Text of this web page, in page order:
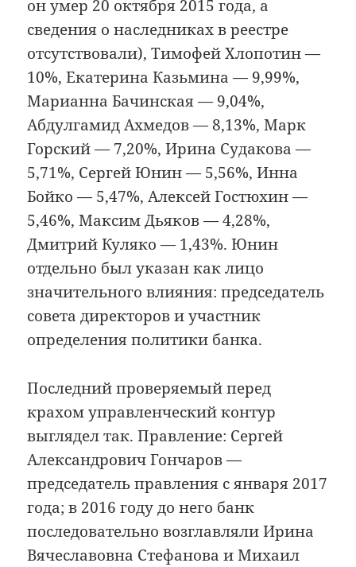
он умер 20 октября 2015 года, а
сведения о наследниках в реестре
отсутствовали), Тимофей Хлопотин —
10%, Екатерина Казьмина — 9,99%,
Марианна Бачинская — 9,04%,
Абдулгамид Ахмедов — 8,13%, Марк
Горский — 7,20%, Ирина Судакова —
5,71%, Сергей Юнин — 5,56%, Инна
Бойко — 5,47%, Алексей Гостюхин —
5,46%, Максим Дьяков — 4,28%,
Дмитрий Куляко — 1,43%. Юнин
отдельно был указан как лицо
значительного влияния: председатель
совета директоров и участник
определения политики банка.
Последний проверяемый перед
крахом управленческий контур
выглядел так. Правление: Сергей
Александрович Гончаров —
председатель правления с января 2017
года; в 2016 году до него банк
последовательно возглавляли Ирина
Вячеславовна Стефанова и Михаил